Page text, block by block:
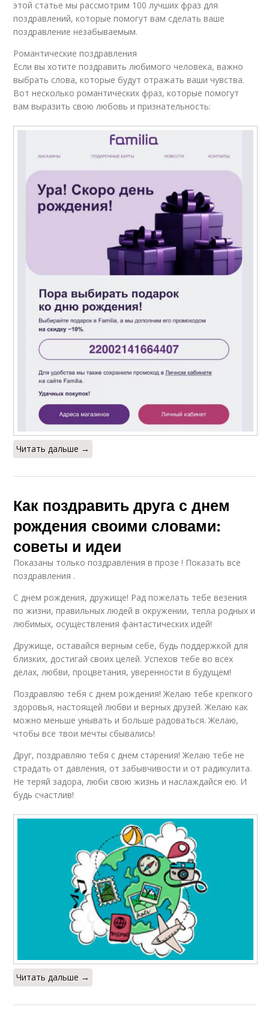
этой статье мы рассмотрим 100 лучших фраз для
поздравлений, которые помогут вам сделать ваше
поздравление незабываемым.
Романтические поздравления
Если вы хотите поздравить любимого человека, важно
выбрать слова, которые будут отражать ваши чувства.
Вот несколько романтических фраз, которые помогут
вам выразить свою любовь и признательность:
Читать дальше →
Как поздравить друга с днем
рождения своими словами:
советы и идеи
Показаны только поздравления в прозе ! Показать все
поздравления .
С днем рождения, дружище! Рад пожелать тебе везения
по жизни, правильных людей в окружении, тепла родных и
любимых, осуществления фантастических идей!
Дружище, оставайся верным себе, будь поддержкой для
близких, достигай своих целей. Успехов тебе во всех
делах, любви, процветания, уверенности в будущем!
Поздравляю тебя с днем рождения! Желаю тебе крепкого
здоровья, настоящей любви и верных друзей. Желаю как
можно меньше унывать и больше радоваться. Желаю,
чтобы все твои мечты сбывались!
Друг, поздравляю тебя с днем старения! Желаю тебе не
страдать от давления, от забывчивости и от радикулита.
Не теряй задора, люби свою жизнь и наслаждайся ею. И
будь счастлив!
Читать дальше →